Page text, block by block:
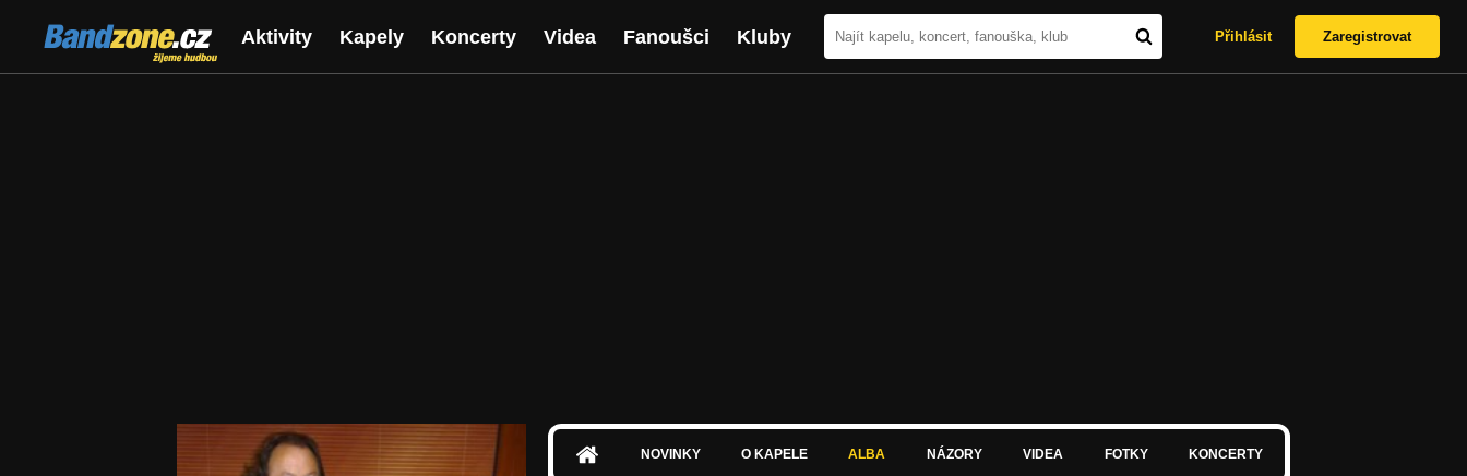
Bandzone.cz
žijeme hudbou
Aktivity Kapely Koncerty Videa Fanoušci Kluby Přihlásit Zaregistrovat
NOVINKY O KAPELE ALBA NÁZORY VIDEA FOTKY KONCERTY